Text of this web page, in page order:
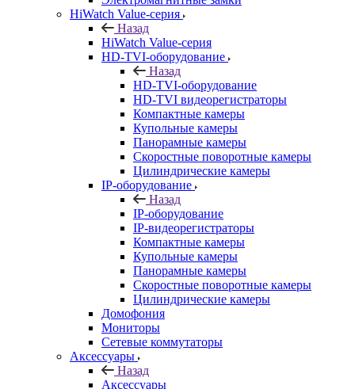
HiWatch Value-серия
Назад
HiWatch Value-серия
HD-TVI-оборудование
Назад
HD-TVI-оборудование
HD-TVI видеорегистраторы
Компактные камеры
Купольные камеры
Панорамные камеры
Скоростные поворотные камеры
Цилиндрические камеры
IP-оборудование
Назад
IP-оборудование
IP-видеорегистраторы
Компактные камеры
Купольные камеры
Панорамные камеры
Скоростные поворотные камеры
Цилиндрические камеры
Домофония
Мониторы
Сетевые коммутаторы
Аксессуары
Назад
Аксессуары